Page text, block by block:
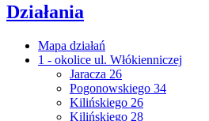
Działania
Mapa działań
1 - okolice ul. Włókienniczej
Jaracza 26
Pogonowskiego 34
Kilińskiego 26
Kilińskiego 28